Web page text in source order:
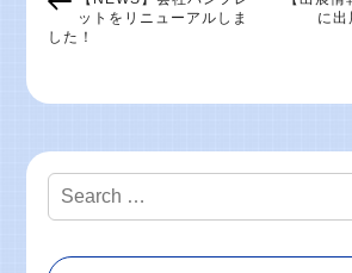
ットをリニューアルしま
した！
に出